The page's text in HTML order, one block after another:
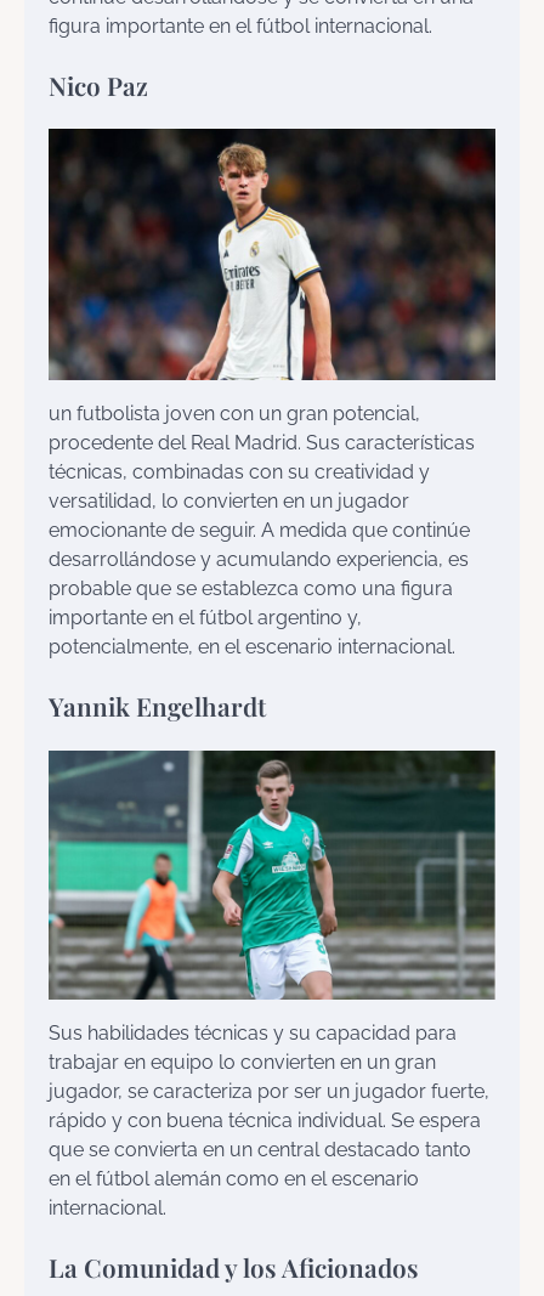
figura importante en el fútbol internacional.
Nico Paz
un futbolista joven con un gran potencial,
procedente del Real Madrid. Sus características
técnicas, combinadas con su creatividad y
versatilidad, lo convierten en un jugador
emocionante de seguir. A medida que continúe
desarrollándose y acumulando experiencia, es
probable que se establezca como una figura
importante en el fútbol argentino y,
potencialmente, en el escenario internacional.
Yannik Engelhardt
Sus habilidades técnicas y su capacidad para
trabajar en equipo lo convierten en un gran
jugador, se caracteriza por ser un jugador fuerte,
rápido y con buena técnica individual. Se espera
que se convierta en un central destacado tanto
en el fútbol alemán como en el escenario
internacional.
La Comunidad y los Aficionados